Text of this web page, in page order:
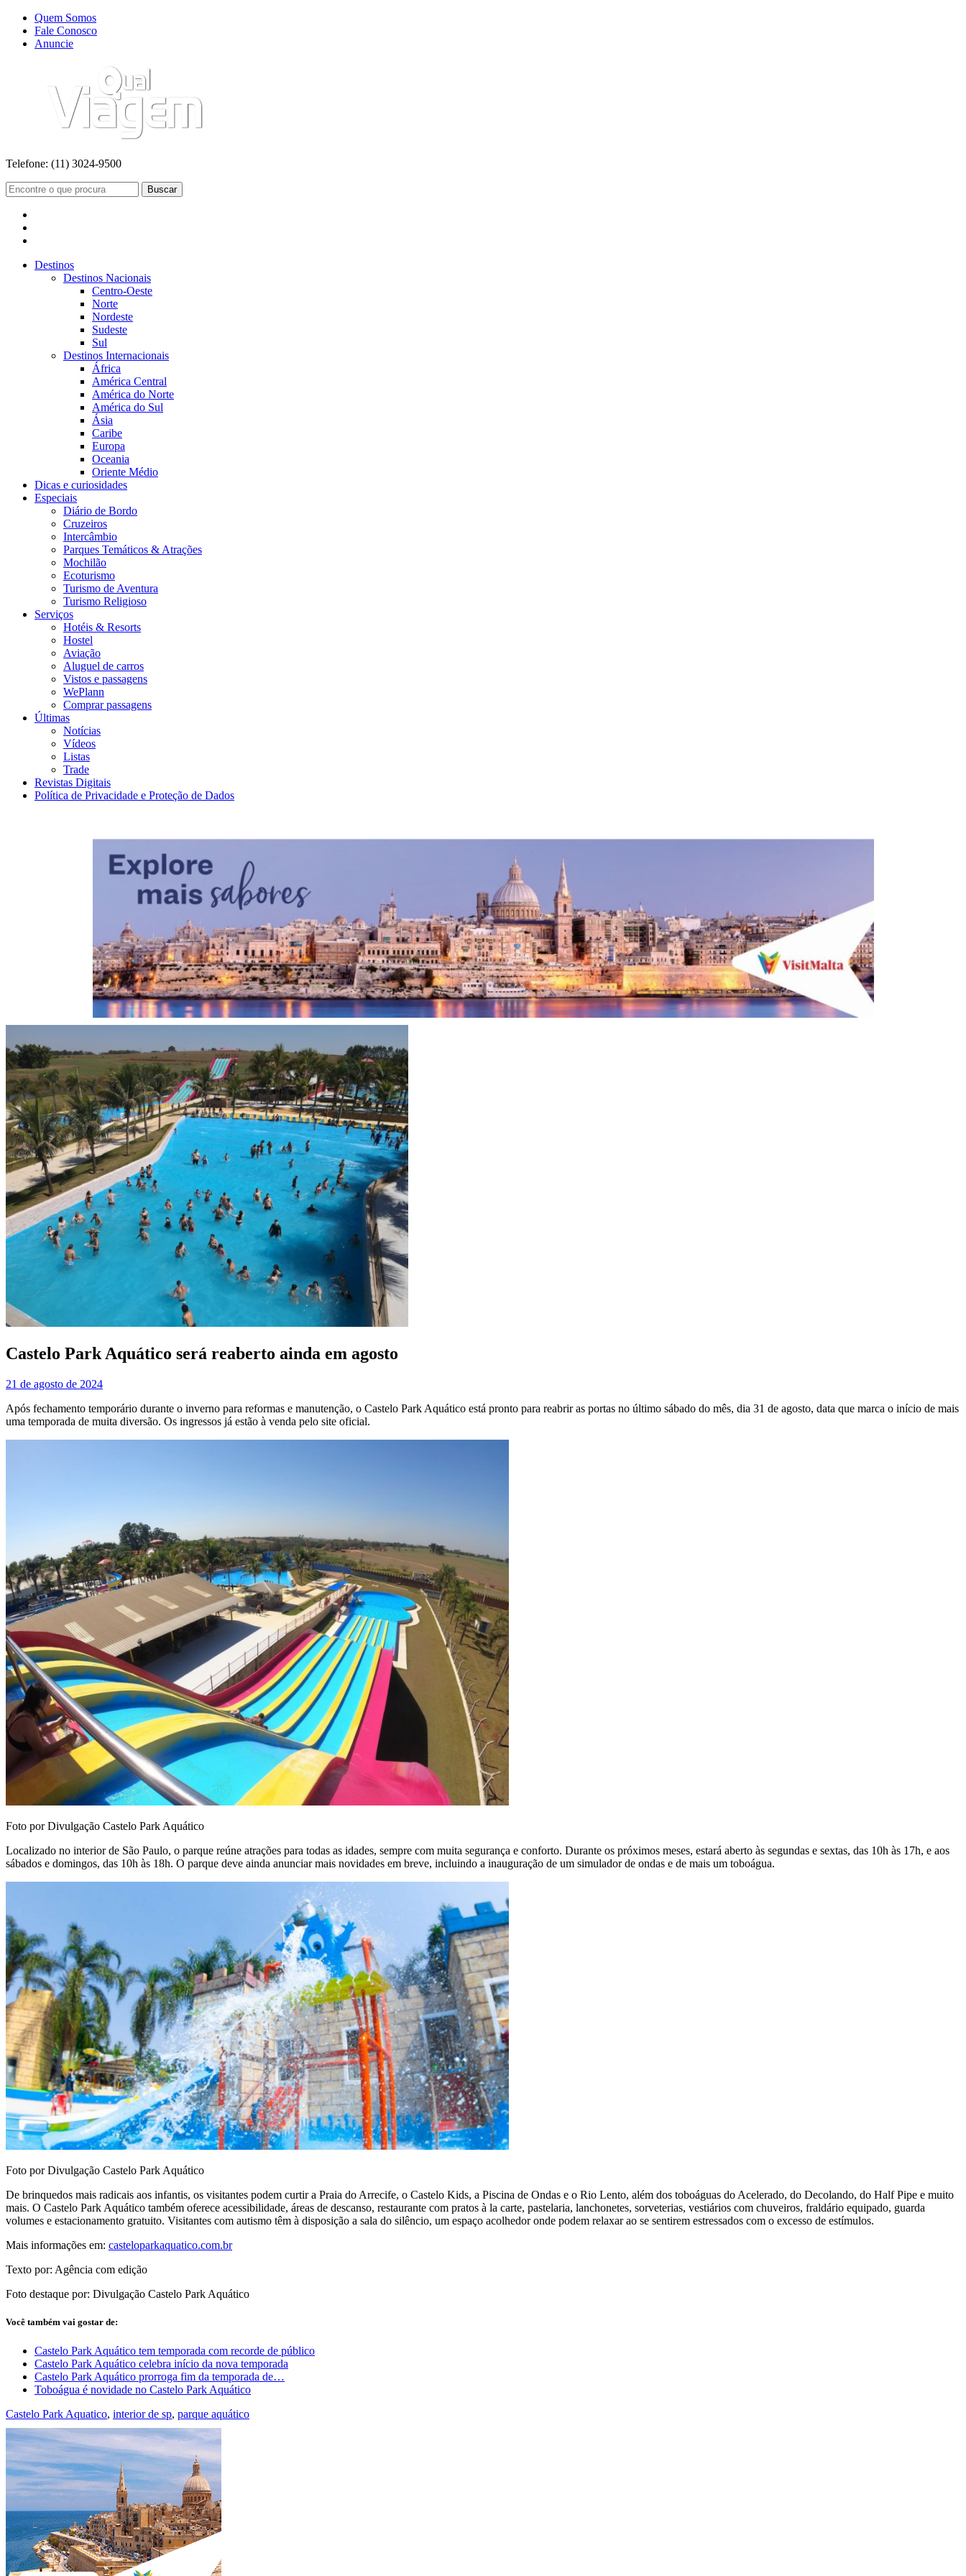
Quem Somos
Fale Conosco
Anuncie
Telefone: (11) 3024-9500
Buscar
Destinos
Destinos Nacionais
Centro-Oeste
Norte
Nordeste
Sudeste
Sul
Destinos Internacionais
África
América Central
América do Norte
América do Sul
Ásia
Caribe
Europa
Oceania
Oriente Médio
Dicas e curiosidades
Especiais
Diário de Bordo
Cruzeiros
Intercâmbio
Parques Temáticos & Atrações
Mochilão
Ecoturismo
Turismo de Aventura
Turismo Religioso
Serviços
Hotéis & Resorts
Hostel
Aviação
Aluguel de carros
Vistos e passagens
WePlann
Comprar passagens
Últimas
Notícias
Vídeos
Listas
Trade
Revistas Digitais
Política de Privacidade e Proteção de Dados
Castelo Park Aquático será reaberto ainda em agosto
21 de agosto de 2024
Após fechamento temporário durante o inverno para reformas e manutenção, o Castelo Park Aquático está pronto para reabrir as portas no último sábado do mês, dia 31 de agosto, data que marca o início de mais
uma temporada de muita diversão. Os ingressos já estão à venda pelo site oficial.
Foto por Divulgação Castelo Park Aquático
Localizado no interior de São Paulo, o parque reúne atrações para todas as idades, sempre com muita segurança e conforto. Durante os próximos meses, estará aberto às segundas e sextas, das 10h às 17h, e aos
sábados e domingos, das 10h às 18h. O parque deve ainda anunciar mais novidades em breve, incluindo a inauguração de um simulador de ondas e de mais um toboágua.
Foto por Divulgação Castelo Park Aquático
De brinquedos mais radicais aos infantis, os visitantes podem curtir a Praia do Arrecife, o Castelo Kids, a Piscina de Ondas e o Rio Lento, além dos toboáguas do Acelerado, do Decolando, do Half Pipe e muito
mais. O Castelo Park Aquático também oferece acessibilidade, áreas de descanso, restaurante com pratos à la carte, pastelaria, lanchonetes, sorveterias, vestiários com chuveiros, fraldário equipado, guarda
volumes e estacionamento gratuito. Visitantes com autismo têm à disposição a sala do silêncio, um espaço acolhedor onde podem relaxar ao se sentirem estressados com o excesso de estímulos.
Mais informações em: casteloparkaquatico.com.br
Texto por: Agência com edição
Foto destaque por: Divulgação Castelo Park Aquático
Você também vai gostar de:
Castelo Park Aquático tem temporada com recorde de público
Castelo Park Aquático celebra início da nova temporada
Castelo Park Aquático prorroga fim da temporada de…
Toboágua é novidade no Castelo Park Aquático
Castelo Park Aquatico, interior de sp, parque aquático